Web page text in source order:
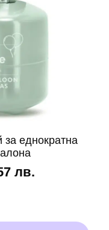
за еднократна
лв.